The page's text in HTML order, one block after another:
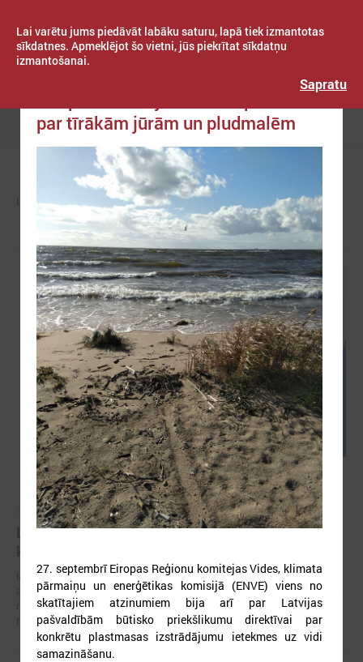
Lai varētu jums piedāvāt labāku saturu, lapā tiek izmantotas
sīkdatnes. Apmeklējot šo vietni, jūs piekrītat sīkdatņu
izmantošanai.
Sapratu
Izvēlne
ZIŅAS EIROPĀ UN PASAULĒ
2026. gada 05. augusts
LPS aicina piedalīties seminārā “Stiprinot vietējās
latvijas Pašvaldību savienība sadarbībā ar Cēsu novada pašvaldību
aicina piedalīties seminārā “Stiprinot vietējās kopienas krīzē: proaktīva
rīcība un pieredzes apmaiņa starp Ukrainas un ES pašvaldībām”, kas
notiks šī gada 11.augustā no plkst.10.00 līdz 15.30
par tīrākām jūrām un pludmalēm
27. septembrī Eiropas Reģionu komitejas Vides, klimata
pārmaiņu un enerģētikas komisijā (ENVE) viens no
skatītajiem atzinumiem bija arī par Latvijas
pašvaldībām būtisko priekšlikumu direktīvai par
konkrētu plastmasas izstrādājumu ietekmes uz vidi
samazināšanu.